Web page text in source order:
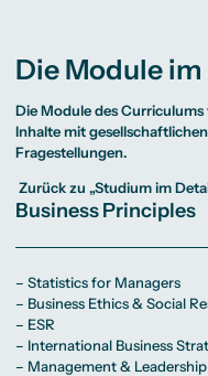
Die Module
Die Module des
Inhalte mit
Fragestellungen.
Zurück zu „Studium im
Business Principles
– Statistics for Managers
– Business Ethics & Social
– ESR
– International Business
– Management & Leadership